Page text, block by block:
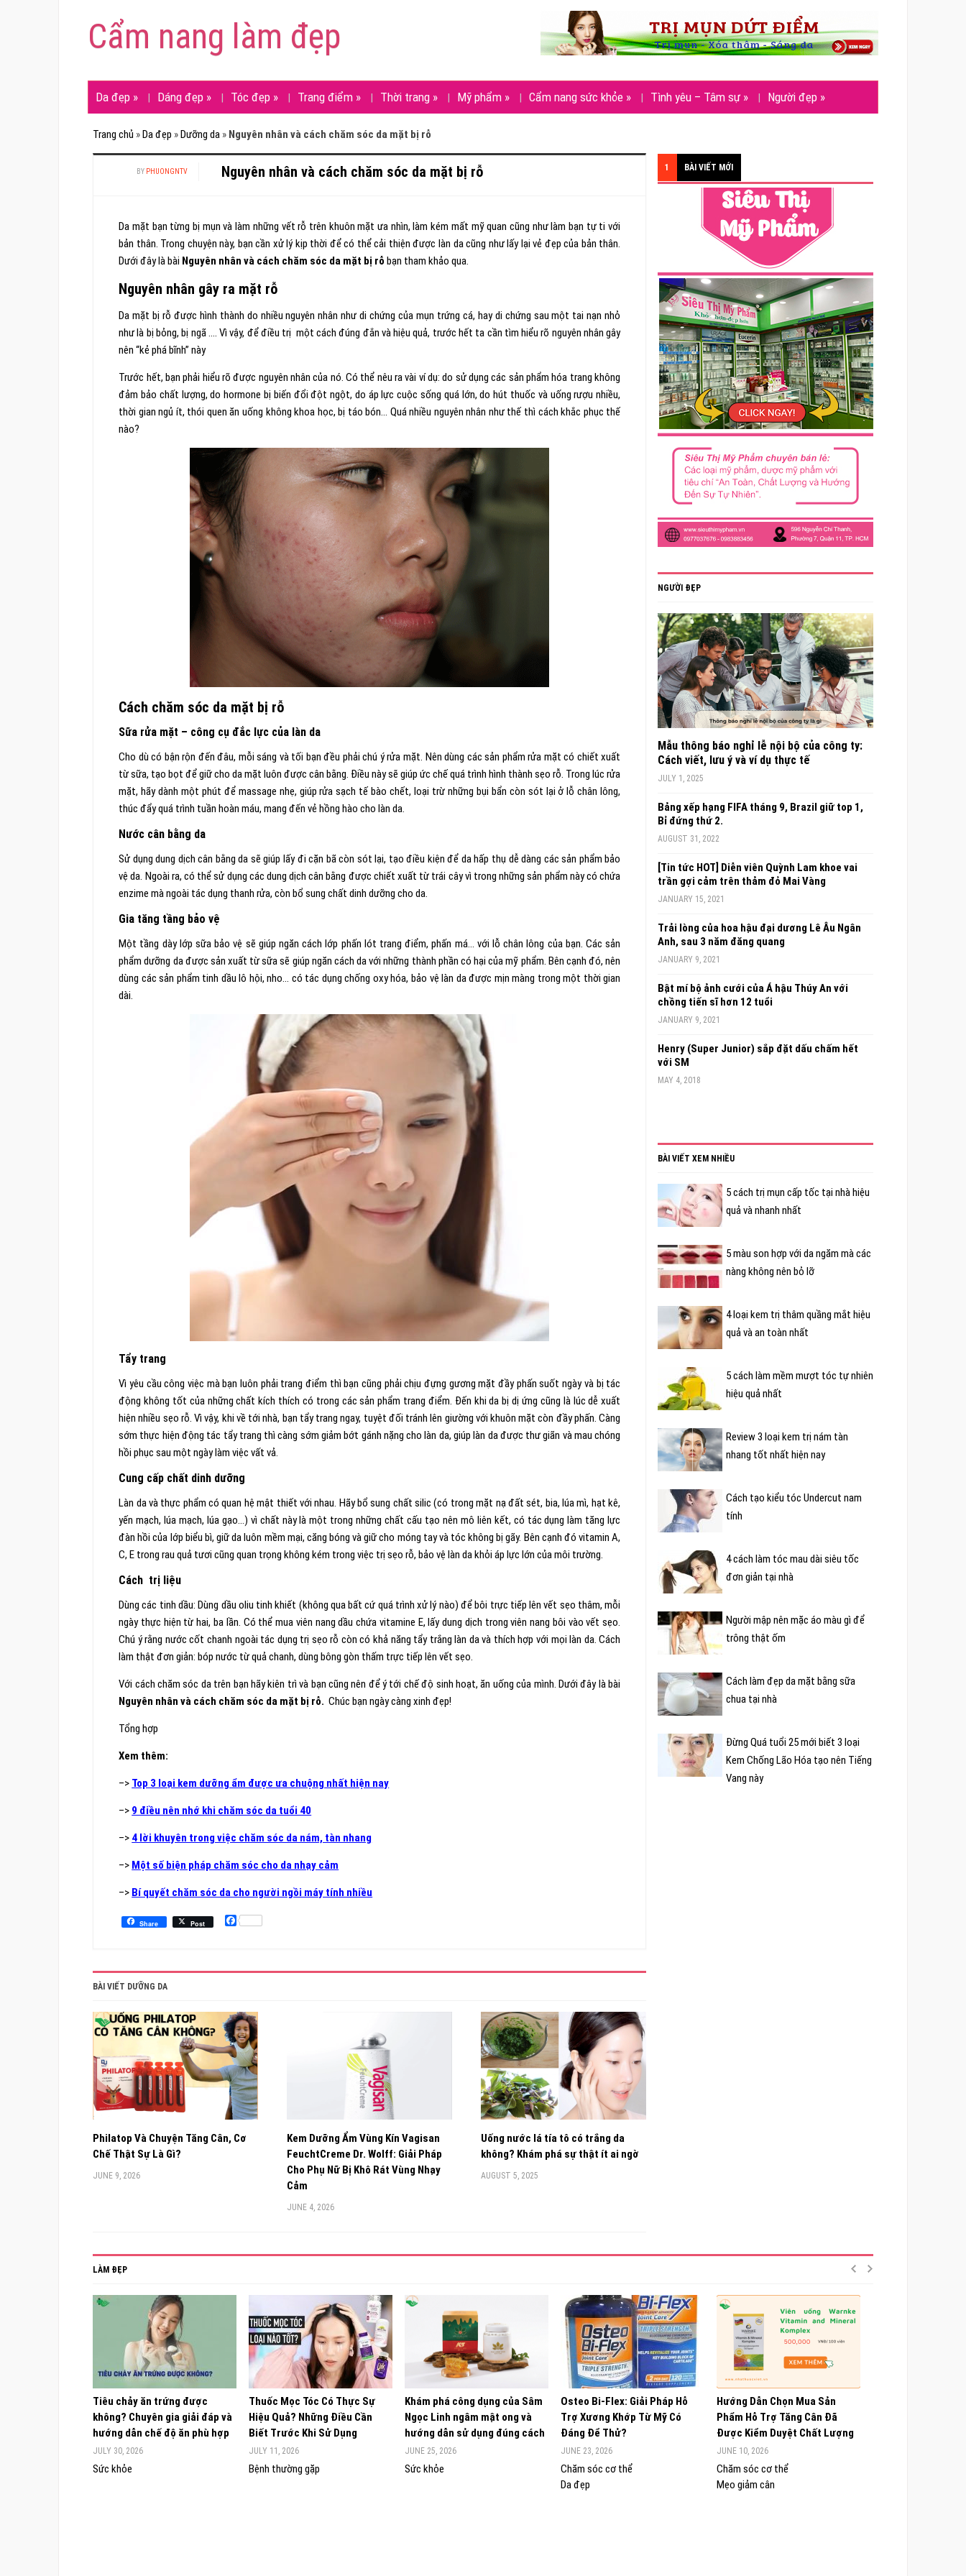
Cẩm nang làm đẹp
Da đẹp » Dáng đẹp » Tóc đẹp » Trang điểm » Thời trang » Mỹ phẩm » Cẩm nang sức khỏe » Tình yêu – Tâm sự » Người đẹp »
Trang chủ »Da đẹp »Dưỡng da » Nguyên nhân và cách chăm sóc da mặt bị rỗ
BY PHUONGNTV Nguyên nhân và cách chăm sóc da mặt bị rỗ
Da mặt bạn từng bị mụn và làm những vết rỗ trên khuôn mặt ưa nhìn, làm kém mất mỹ quan cũng như làm bạn tự ti với
bản thân. Trong chuyện này, bạn cần xử lý kịp thời để có thể cải thiện được làn da cũng như lấy lại vẻ đẹp của bản thân.
Dưới đây là bài Nguyên nhân và cách chăm sóc da mặt bị rỗ bạn tham khảo qua.
Nguyên nhân gây ra mặt rỗ
Da mặt bị rỗ được hình thành do nhiều nguyên nhân như di chứng của mụn trứng cá, hay di chứng sau một tai nạn nhỏ
như là bị bỏng, bị ngã …. Vì vậy, để điều trị một cách đúng đắn và hiệu quả, trước hết ta cần tìm hiểu rõ nguyên nhân gây
nên “kẻ phá bĩnh” này
Trước hết, bạn phải hiểu rõ được nguyên nhân của nó. Có thể nêu ra vài ví dụ: do sử dụng các sản phẩm hóa trang không
đảm bảo chất lượng, do hormone bị biến đổi đột ngột, do áp lực cuộc sống quá lớn, do hút thuốc và uống rượu nhiều,
thời gian ngủ ít, thói quen ăn uống không khoa học, bị táo bón… Quá nhiều nguyên nhân như thế thì cách khắc phục thế
nào?
Cách chăm sóc da mặt bị rỗ
Sữa rửa mặt – công cụ đắc lực của làn da
Cho dù có bận rộn đến đâu, mỗi sáng và tối bạn đều phải chú ý rửa mặt. Nên dùng các sản phẩm rửa mặt có chiết xuất
từ sữa, tạo bọt để giữ cho da mặt luôn được cân bằng. Điều này sẽ giúp ức chế quá trình hình thành sẹo rỗ. Trong lúc rửa
mặt, hãy dành một phút để massage nhẹ, giúp rửa sạch tế bào chết, loại trừ những bụi bẩn còn sót lại ở lỗ chân lông,
thúc đẩy quá trình tuần hoàn máu, mang đến vẻ hồng hào cho làn da.
Nước cân bằng da
Sử dụng dung dịch cân bằng da sẽ giúp lấy đi cặn bã còn sót lại, tạo điều kiện để da hấp thụ dễ dàng các sản phẩm bảo
vệ da. Ngoài ra, có thể sử dụng các dung dịch cân bằng được chiết xuất từ trái cây vì trong những sản phẩm này có chứa
enzime mà ngoài tác dụng thanh rửa, còn bổ sung chất dinh dưỡng cho da.
Gia tăng tầng bảo vệ
Một tầng dày lớp sữa bảo vệ sẽ giúp ngăn cách lớp phấn lót trang điểm, phấn má… với lỗ chân lông của bạn. Các sản
phẩm dưỡng da được sản xuất từ sữa sẽ giúp ngăn cách da với những thành phần có hại của mỹ phẩm. Bên cạnh đó, nên
dùng các sản phẩm tinh dầu lô hội, nho… có tác dụng chống oxy hóa, bảo vệ làn da được mịn màng trong một thời gian
dài.
Tẩy trang
Vì yêu cầu công việc mà bạn luôn phải trang điểm thì bạn cũng phải chịu đựng gương mặt đầy phấn suốt ngày và bị tác
động không tốt của những chất kích thích có trong các sản phẩm trang điểm. Đến khi da bị dị ứng cũng là lúc dễ xuất
hiện nhiều sẹo rỗ. Vì vậy, khi về tới nhà, bạn tẩy trang ngay, tuyệt đối tránh lên giường với khuôn mặt còn đầy phấn. Càng
sớm thực hiện động tác tẩy trang thì càng sớm giảm bớt gánh nặng cho làn da, giúp làn da được thư giãn và mau chóng
hồi phục sau một ngày làm việc vất vả.
Cung cấp chất dinh dưỡng
Làn da và thực phẩm có quan hệ mật thiết với nhau. Hãy bổ sung chất silic (có trong mặt nạ đất sét, bia, lúa mì, hạt kê,
yến mạch, lúa mạch, lúa gạo…) vì chất này là một trong những chất cấu tạo nên mô liên kết, có tác dụng làm tăng lực
đàn hồi của lớp biểu bì, giữ da luôn mềm mại, căng bóng và giữ cho móng tay và tóc không bị gãy. Bên cạnh đó vitamin A,
C, E trong rau quả tươi cũng quan trọng không kém trong việc trị sẹo rỗ, bảo vệ làn da khỏi áp lực lớn của môi trường.
Cách trị liệu
Dùng các tinh dầu: Dùng dầu oliu tinh khiết (không qua bất cứ quá trình xử lý nào) để bôi trực tiếp lên vết sẹo thâm, mỗi
ngày thực hiện từ hai, ba lần. Có thể mua viên nang dầu chứa vitamine E, lấy dung dịch trong viên nang bôi vào vết sẹo.
Chú ý rằng nước cốt chanh ngoài tác dụng trị sẹo rỗ còn có khả năng tẩy trắng làn da và thích hợp với mọi làn da. Cách
làm thật đơn giản: bóp nước từ quả chanh, dùng bông gòn thấm trực tiếp lên vết sẹo.
Với cách chăm sóc da trên bạn hãy kiên trì và bạn cũng nên để ý tới chế độ sinh hoạt, ăn uống của mình. Dưới đây là bài
Nguyên nhân và cách chăm sóc da mặt bị rỗ. Chúc bạn ngày càng xinh đẹp!
Tổng hợp
Xem thêm:
–> Top 3 loại kem dưỡng ẩm được ưa chuộng nhất hiện nay
–> 9 điều nên nhớ khi chăm sóc da tuổi 40
–> 4 lời khuyên trong việc chăm sóc da nám, tàn nhang
–> Một số biện pháp chăm sóc cho da nhạy cảm
–> Bí quyết chăm sóc da cho người ngồi máy tính nhiều
Share Post Facebook
BÀI VIẾT DƯỠNG DA
Philatop Và Chuyện Tăng Cân, Cơ
Chế Thật Sự Là Gì?
JUNE 9, 2026
Kem Dưỡng Ẩm Vùng Kín Vagisan
FeuchtCreme Dr. Wolff: Giải Pháp
Cho Phụ Nữ Bị Khô Rát Vùng Nhạy
Cảm
JUNE 4, 2026
Uống nước lá tía tô có trắng da
không? Khám phá sự thật ít ai ngờ
AUGUST 5, 2025
1 BÀI VIẾT MỚI
NGƯỜI ĐẸP
Mẫu thông báo nghỉ lễ nội bộ của công ty:
Cách viết, lưu ý và ví dụ thực tế
JULY 1, 2025
Bảng xếp hạng FIFA tháng 9, Brazil giữ top 1,
Bỉ đứng thứ 2.
AUGUST 31, 2022
[Tin tức HOT] Diễn viên Quỳnh Lam khoe vai
trần gợi cảm trên thảm đỏ Mai Vàng
JANUARY 15, 2021
Trải lòng của hoa hậu đại dương Lê Âu Ngân
Anh, sau 3 năm đăng quang
JANUARY 9, 2021
Bật mí bộ ảnh cưới của Á hậu Thúy An với
chồng tiến sĩ hơn 12 tuổi
JANUARY 9, 2021
Henry (Super Junior) sắp đặt dấu chấm hết
với SM
MAY 4, 2018
BÀI VIẾT XEM NHIỀU
5 cách trị mụn cấp tốc tại nhà hiệu
quả và nhanh nhất
5 màu son hợp với da ngăm mà các
nàng không nên bỏ lỡ
4 loại kem trị thâm quầng mắt hiệu
quả và an toàn nhất
5 cách làm mềm mượt tóc tự nhiên
hiệu quả nhất
Review 3 loại kem trị nám tàn
nhang tốt nhất hiện nay
Cách tạo kiểu tóc Undercut nam
tính
4 cách làm tóc mau dài siêu tốc
đơn giản tại nhà
Người mập nên mặc áo màu gì để
trông thật ốm
Cách làm đẹp da mặt bằng sữa
chua tại nhà
Đừng Quá tuổi 25 mới biết 3 loại
Kem Chống Lão Hóa tạo nên Tiếng
Vang này
LÀM ĐẸP
Tiêu chảy ăn trứng được
không? Chuyên gia giải đáp và
hướng dẫn chế độ ăn phù hợp
JULY 30, 2026
Sức khỏe
Thuốc Mọc Tóc Có Thực Sự
Hiệu Quả? Những Điều Cần
Biết Trước Khi Sử Dụng
JULY 11, 2026
Bệnh thường gặp
Khám phá công dụng của Sâm
Ngọc Linh ngâm mật ong và
hướng dẫn sử dụng đúng cách
JUNE 25, 2026
Sức khỏe
Osteo Bi-Flex: Giải Pháp Hỗ
Trợ Xương Khớp Từ Mỹ Có
Đáng Để Thử?
JUNE 23, 2026
Chăm sóc cơ thể
Da đẹp
Hướng Dẫn Chọn Mua Sản
Phẩm Hỗ Trợ Tăng Cân Đã
Được Kiểm Duyệt Chất Lượng
JUNE 10, 2026
Chăm sóc cơ thể
Mẹo giảm cân